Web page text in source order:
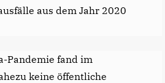
aus dem Jahr 2020
Pandemie fand im
keine öffentliche